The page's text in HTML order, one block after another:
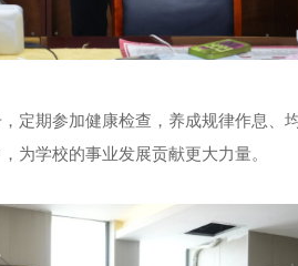
定期参加健康检查，养成规律作息、
为学校的事业发展贡献更大力量。